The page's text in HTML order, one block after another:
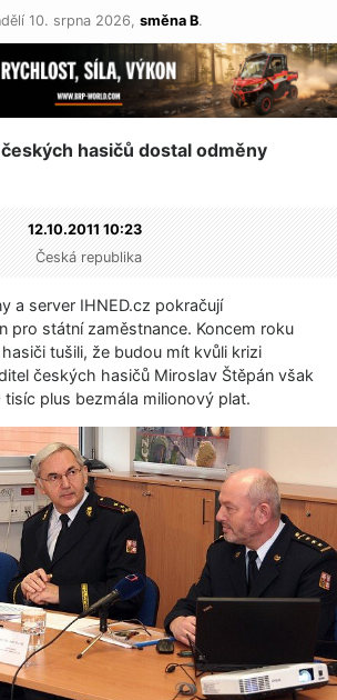
10. srpna 2026, směna B.
hasičů dostal odměny
12.10.2011 10:23
Česká republika
a server IHNED.cz pokračují
pro státní zaměstnance. Koncem roku
tušili, že budou mít kvůli krizi
českých hasičů Miroslav Štěpán však
plus bezmála milionový plat.